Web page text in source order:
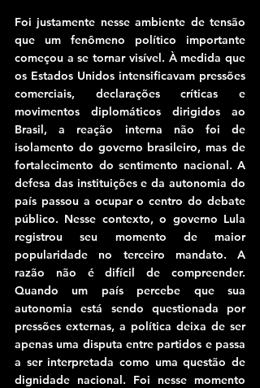
Foi justamente nesse ambiente de tensão
que um fenômeno político importante
começou a se tornar visível. À medida que
os Estados Unidos intensificavam pressões
comerciais, declarações críticas e
movimentos diplomáticos dirigidos ao
Brasil, a reação interna não foi de
isolamento do governo brasileiro, mas de
fortalecimento do sentimento nacional. A
defesa das instituições e da autonomia do
país passou a ocupar o centro do debate
público. Nesse contexto, o governo Lula
registrou seu momento de maior
popularidade no terceiro mandato. A
razão não é difícil de compreender.
Quando um país percebe que sua
autonomia está sendo questionada por
pressões externas, a política deixa de ser
apenas uma disputa entre partidos e passa
a ser interpretada como uma questão de
dignidade nacional. Foi nesse momento